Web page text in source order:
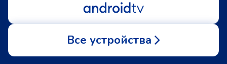
Все устройства